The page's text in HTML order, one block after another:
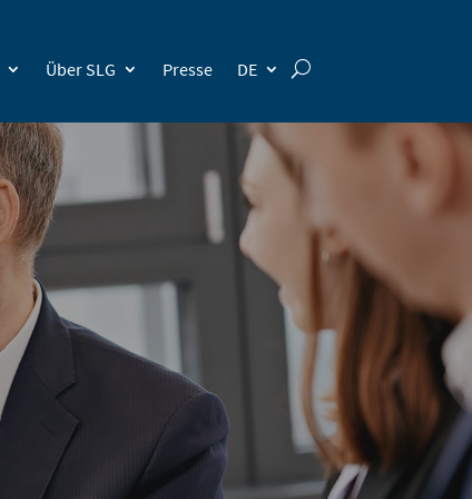
Über SLG Presse DE